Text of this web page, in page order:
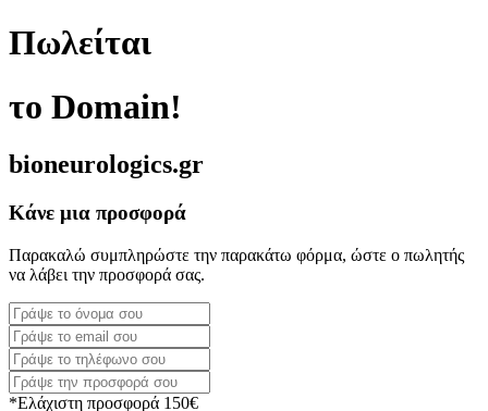
Πωλείται
το Domain!
bioneurologics.gr
Κάνε μια προσφορά
Παρακαλώ συμπληρώστε την παρακάτω φόρμα, ώστε ο πωλητής
να λάβει την προσφορά σας.
*Ελάχιστη προσφορά 150€